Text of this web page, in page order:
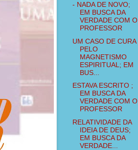
- NADA DE NOVO;
EM BUSCA DA
VERDADE COM O
PROFESSOR
UM CASO DE CURA
PELO
MAGNETISMO
ESPIRITUAL; EM
BUS...
ESTAVA ESCRITO ;
EM BUSCA DA
VERDADE COM O
PROFESSOR
RELATIVIDADE DA
IDEIA DE DEUS;
EM BUSCA DA
VERDADE...